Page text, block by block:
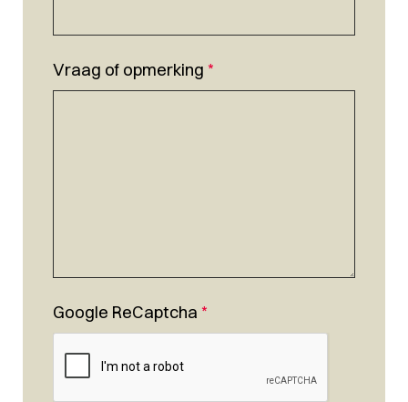
Vraag of opmerking *
Google ReCaptcha *